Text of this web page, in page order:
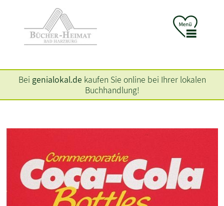
Bei genialokal.de kaufen Sie online bei Ihrer lokalen
Buchhandlung!